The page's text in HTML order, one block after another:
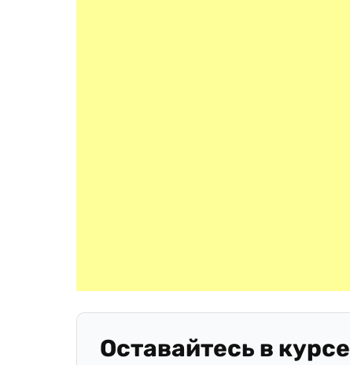
Оставайтесь в курсе